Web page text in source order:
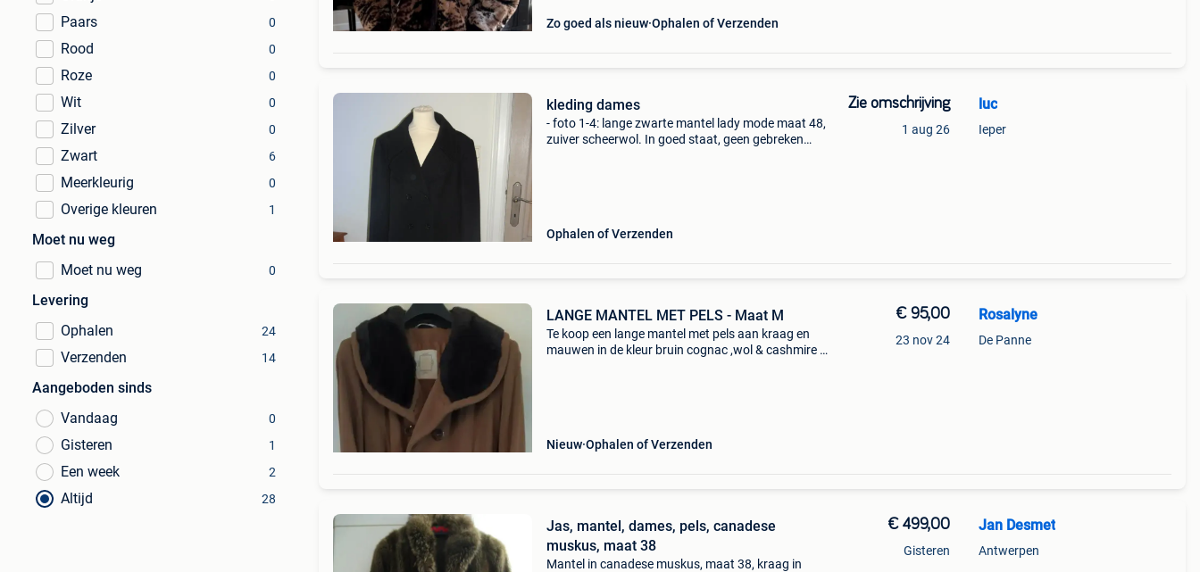
Paars 0
Rood 0
Roze 0
Wit 0
Zilver 0
Zwart 6
Meerkleurig 0
Overige kleuren 1
Moet nu weg
Moet nu weg
0
Levering
Ophalen
24
Verzenden 14
Aangeboden sinds
Vandaag
0
Gisteren 1
Een week 2
Altijd 28
Zo goed als nieuw Ophalen of Verzenden
kleding dames
- foto 1-4: lange zwarte mantel lady mode maat 48,
zuiver scheerwol. In goed staat, geen gebreken
Ophalen of Verzenden
Zie omschrijving
1 aug 26
luc
Ieper
LANGE MANTEL MET PELS - Maat M
Te koop een lange mantel met pels aan kraag en
mauwen in de kleur bruin cognac ,wol & cashmire ,
Nieuw Ophalen of Verzenden
€ 95,00
23 nov 24
Rosalyne
De Panne
Jas, mantel, dames, pels, canadese
muskus, maat 38
Mantel in canadese muskus, maat 38, kraag in
€ 499,00
Gisteren
Jan Desmet
Antwerpen